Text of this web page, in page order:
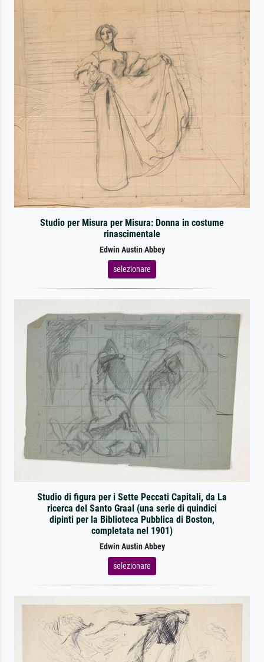
Studio per Misura per Misura: Donna in costume
rinascimentale
Edwin Austin Abbey
selezionare
Studio di figura per i Sette Peccati Capitali, da La
ricerca del Santo Graal (una serie di quindici
dipinti per la Biblioteca Pubblica di Boston,
completata nel 1901)
Edwin Austin Abbey
selezionare